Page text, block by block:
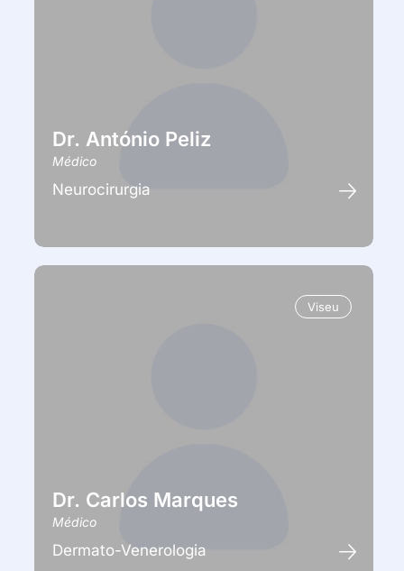
Dr. António Peliz
Médico
Neurocirurgia
Viseu
Dr. Carlos Marques
Médico
Dermato-Venerologia